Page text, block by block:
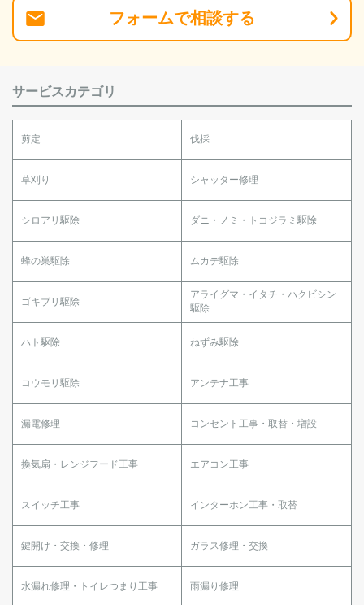
フォームで相談する
サービスカテゴリ
剪定 伐採
草刈り シャッター修理
シロアリ駆除 ダニ・ノミ・トコジラミ駆除
蜂の巣駆除 ムカデ駆除
ゴキブリ駆除
アライグマ・イタチ・ハクビシン
駆除
ハト駆除 ねずみ駆除
コウモリ駆除 アンテナ工事
漏電修理 コンセント工事・取替・増設
換気扇・レンジフード工事 エアコン工事
スイッチ工事 インターホン工事・取替
鍵開け・交換・修理 ガラス修理・交換
水漏れ修理・トイレつまり工事 雨漏り修理